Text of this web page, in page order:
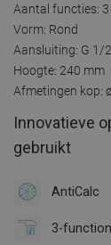
Aantal functies: 3
Vorm: Rond
Aansluiting: G 1/
Hoogte: 240 mm
Afmetingen kop:
Innovatieve
gebruikt
AntiCalc
3-